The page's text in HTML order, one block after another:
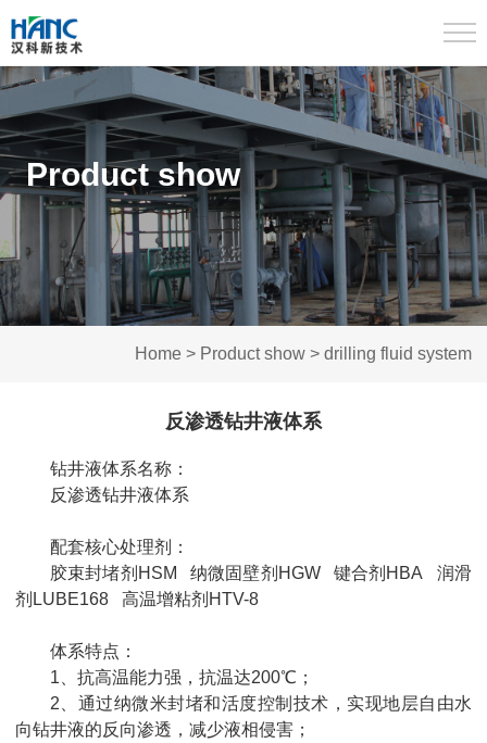
Product show
Home > Product show > drilling fluid system
反渗透钻井液体系
钻井液体系名称：
反渗透钻井液体系
配套核心处理剂：
胶束封堵剂HSM 纳微固壁剂HGW 键合剂HBA 润滑
剂LUBE168 高温增粘剂HTV-8
体系特点：
1、抗高温能力强，抗温达200℃；
2、通过纳微米封堵和活度控制技术，实现地层自由水
向钻井液的反向渗透，减少液相侵害；